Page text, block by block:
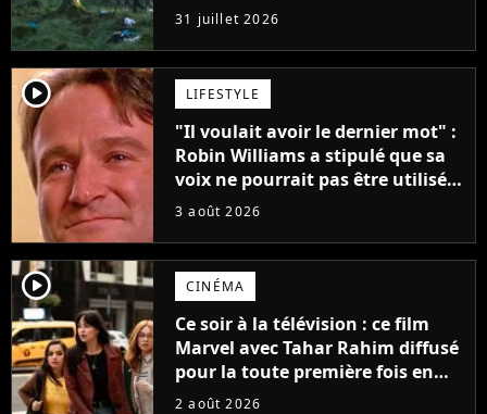
31 juillet 2026
player2 LIFESTYLE
"Il voulait avoir le dernier mot" :
Robin Williams a stipulé que sa
voix ne pourrait pas être utilisée
avant 2039, pourtant Disney
inédits
3 août 2026
player2 CINÉMA
Ce soir à la télévision : ce film
Marvel avec Tahar Rahim diffusé
pour la toute première fois en
France
2 août 2026